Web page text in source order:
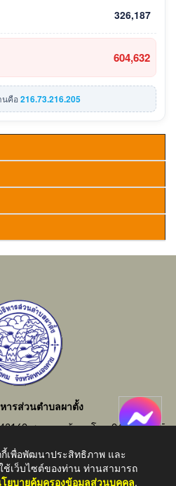
326,187
604,632
นคือ216.73.216.205
ารส่วนตำบลผาตั้ง
สอบถามข้อมูลโทร 042-414855
กี้เพื่อพัฒนาประสิทธิภาพ และ
เว็บไซต์ของท่าน ท่านสามารถ
ยบายคุ้มครองข้อมูลส่วนบุคคล.